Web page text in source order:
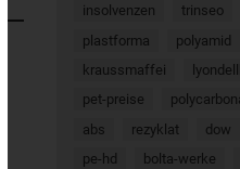
insolvenzen
trinseo
plastforma
polyamid
kraussmaffei
pet-preise
abs
rezyklat dow
pe-hd
bolta-werke